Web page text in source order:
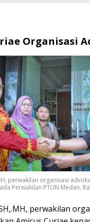
Organisasi
perwakilan organisasi
Perwakilan PTUN Medan,
perwakilan